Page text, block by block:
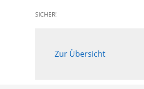
SICHER!
Zur Übersicht